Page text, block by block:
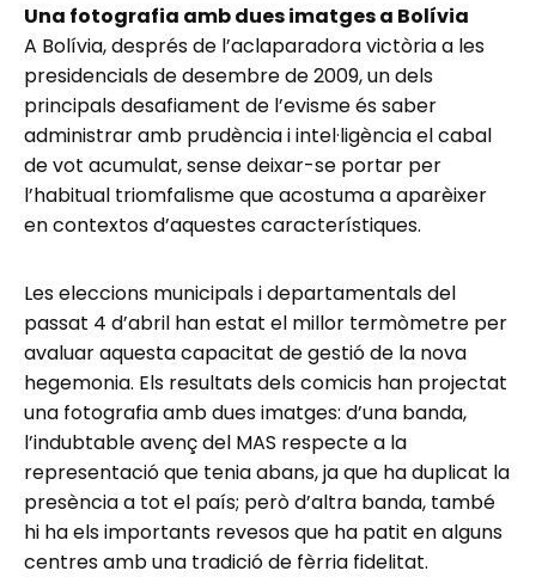
Una fotografia amb dues imatges a Bolívia
A Bolívia, després de l’aclaparadora victòria a les
presidencials de desembre de 2009, un dels
principals desafiament de l’evisme és saber
administrar amb prudència i intel·ligència el cabal
de vot acumulat, sense deixar-se portar per
l’habitual triomfalisme que acostuma a aparèixer
en contextos d’aquestes característiques.
Les eleccions municipals i departamentals del
passat 4 d’abril han estat el millor termòmetre per
avaluar aquesta capacitat de gestió de la nova
hegemonia. Els resultats dels comicis han projectat
una fotografia amb dues imatges: d’una banda,
l’indubtable avenç del MAS respecte a la
representació que tenia abans, ja que ha duplicat la
presència a tot el país; però d’altra banda, també
hi ha els importants revesos que ha patit en alguns
centres amb una tradició de fèrria fidelitat.